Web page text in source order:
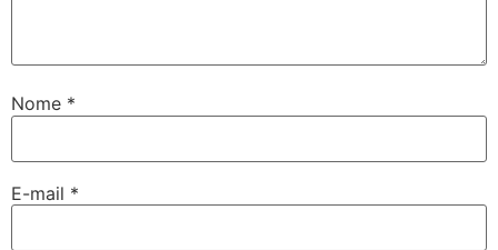
Nome *
E-mail *